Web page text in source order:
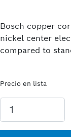
Bosch copper
nickel center
compared to
Precio en lista